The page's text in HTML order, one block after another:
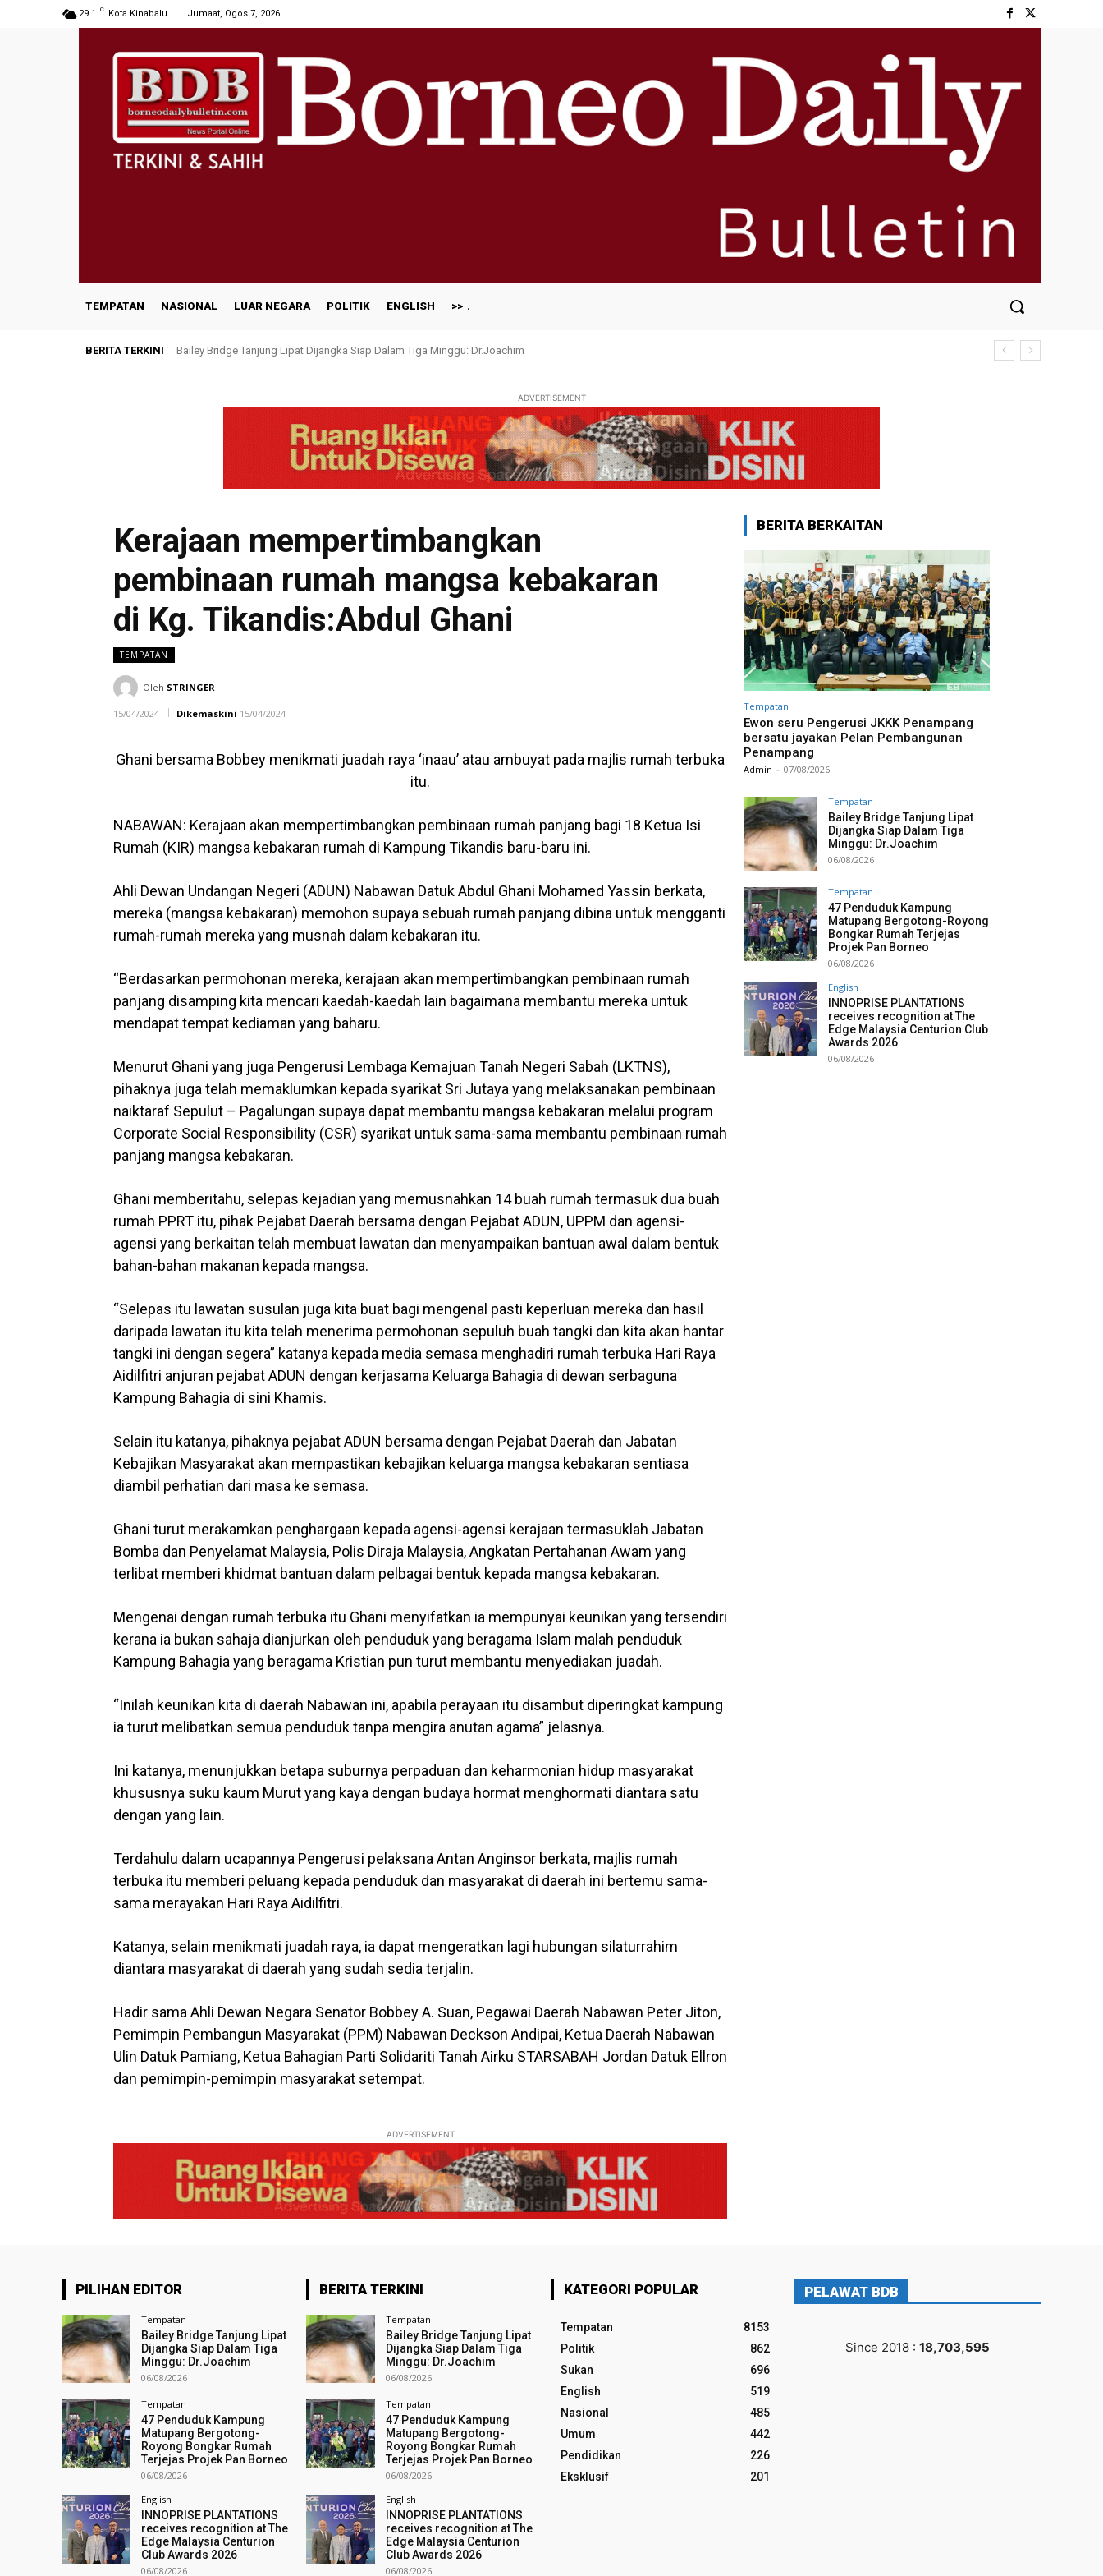
29.1 C Kota Kinabalu Jumaat, Ogos 7, 2026
TEMPATAN NASIONAL LUAR NEGARA POLITIK ENGLISH >>
BERITA TERKINI Bailey Bridge Tanjung Lipat Dijangka Siap Dalam Tiga Minggu: Dr.Joachim
ADVERTISEMENT
Kerajaan mempertimbangkan
pembinaan rumah mangsa kebakaran
di Kg. Tikandis:Abdul Ghani
TEMPATAN
Oleh STRINGER
15/04/2024 Dikemaskini 15/04/2024
Ghani bersama Bobbey menikmati juadah raya ‘inaau’ atau ambuyat pada majlis rumah terbuka
itu.
NABAWAN: Kerajaan akan mempertimbangkan pembinaan rumah panjang bagi 18 Ketua Isi
Rumah (KIR) mangsa kebakaran rumah di Kampung Tikandis baru-baru ini.
Ahli Dewan Undangan Negeri (ADUN) Nabawan Datuk Abdul Ghani Mohamed Yassin berkata,
mereka (mangsa kebakaran) memohon supaya sebuah rumah panjang dibina untuk mengganti
rumah-rumah mereka yang musnah dalam kebakaran itu.
“Berdasarkan permohonan mereka, kerajaan akan mempertimbangkan pembinaan rumah
panjang disamping kita mencari kaedah-kaedah lain bagaimana membantu mereka untuk
mendapat tempat kediaman yang baharu.
Menurut Ghani yang juga Pengerusi Lembaga Kemajuan Tanah Negeri Sabah (LKTNS),
pihaknya juga telah memaklumkan kepada syarikat Sri Jutaya yang melaksanakan pembinaan
naiktaraf Sepulut – Pagalungan supaya dapat membantu mangsa kebakaran melalui program
Corporate Social Responsibility (CSR) syarikat untuk sama-sama membantu pembinaan rumah
panjang mangsa kebakaran.
Ghani memberitahu, selepas kejadian yang memusnahkan 14 buah rumah termasuk dua buah
rumah PPRT itu, pihak Pejabat Daerah bersama dengan Pejabat ADUN, UPPM dan agensi-
agensi yang berkaitan telah membuat lawatan dan menyampaikan bantuan awal dalam bentuk
bahan-bahan makanan kepada mangsa.
“Selepas itu lawatan susulan juga kita buat bagi mengenal pasti keperluan mereka dan hasil
daripada lawatan itu kita telah menerima permohonan sepuluh buah tangki dan kita akan hantar
tangki ini dengan segera” katanya kepada media semasa menghadiri rumah terbuka Hari Raya
Aidilfitri anjuran pejabat ADUN dengan kerjasama Keluarga Bahagia di dewan serbaguna
Kampung Bahagia di sini Khamis.
Selain itu katanya, pihaknya pejabat ADUN bersama dengan Pejabat Daerah dan Jabatan
Kebajikan Masyarakat akan mempastikan kebajikan keluarga mangsa kebakaran sentiasa
diambil perhatian dari masa ke semasa.
Ghani turut merakamkan penghargaan kepada agensi-agensi kerajaan termasuklah Jabatan
Bomba dan Penyelamat Malaysia, Polis Diraja Malaysia, Angkatan Pertahanan Awam yang
terlibat memberi khidmat bantuan dalam pelbagai bentuk kepada mangsa kebakaran.
Mengenai dengan rumah terbuka itu Ghani menyifatkan ia mempunyai keunikan yang tersendiri
kerana ia bukan sahaja dianjurkan oleh penduduk yang beragama Islam malah penduduk
Kampung Bahagia yang beragama Kristian pun turut membantu menyediakan juadah.
“Inilah keunikan kita di daerah Nabawan ini, apabila perayaan itu disambut diperingkat kampung
ia turut melibatkan semua penduduk tanpa mengira anutan agama” jelasnya.
Ini katanya, menunjukkan betapa suburnya perpaduan dan keharmonian hidup masyarakat
khususnya suku kaum Murut yang kaya dengan budaya hormat menghormati diantara satu
dengan yang lain.
Terdahulu dalam ucapannya Pengerusi pelaksana Antan Anginsor berkata, majlis rumah
terbuka itu memberi peluang kepada penduduk dan masyarakat di daerah ini bertemu sama-
sama merayakan Hari Raya Aidilfitri.
Katanya, selain menikmati juadah raya, ia dapat mengeratkan lagi hubungan silaturrahim
diantara masyarakat di daerah yang sudah sedia terjalin.
Hadir sama Ahli Dewan Negara Senator Bobbey A. Suan, Pegawai Daerah Nabawan Peter Jiton,
Pemimpin Pembangun Masyarakat (PPM) Nabawan Deckson Andipai, Ketua Daerah Nabawan
Ulin Datuk Pamiang, Ketua Bahagian Parti Solidariti Tanah Airku STARSABAH Jordan Datuk Ellron
dan pemimpin-pemimpin masyarakat setempat.
ADVERTISEMENT
BERITA BERKAITAN
Tempatan
Ewon seru Pengerusi JKKK Penampang
bersatu jayakan Pelan Pembangunan
Penampang
Admin - 07/08/2026
Tempatan
Bailey Bridge Tanjung Lipat
Dijangka Siap Dalam Tiga
Minggu: Dr.Joachim
06/08/2026
Tempatan
47 Penduduk Kampung
Matupang Bergotong-Royong
Bongkar Rumah Terjejas
Projek Pan Borneo
06/08/2026
English
INNOPRISE PLANTATIONS
receives recognition at The
Edge Malaysia Centurion Club
Awards 2026
06/08/2026
PILIHAN EDITOR
Tempatan
Bailey Bridge Tanjung Lipat
Dijangka Siap Dalam Tiga
Minggu: Dr.Joachim
06/08/2026
Tempatan
47 Penduduk Kampung
Matupang Bergotong-
Royong Bongkar Rumah
Terjejas Projek Pan Borneo
06/08/2026
English
INNOPRISE PLANTATIONS
receives recognition at The
Edge Malaysia Centurion
Club Awards 2026
06/08/2026
BERITA TERKINI
Tempatan
Bailey Bridge Tanjung Lipat
Dijangka Siap Dalam Tiga
Minggu: Dr.Joachim
06/08/2026
Tempatan
47 Penduduk Kampung
Matupang Bergotong-
Royong Bongkar Rumah
Terjejas Projek Pan Borneo
06/08/2026
English
INNOPRISE PLANTATIONS
receives recognition at The
Edge Malaysia Centurion
Club Awards 2026
06/08/2026
KATEGORI POPULAR
Tempatan
8153
Politik
862
Sukan
696
English
519
Nasional
485
Umum
442
Pendidikan
226
Eksklusif
201
PELAWAT BDB
Since 2018 : 18,703,595